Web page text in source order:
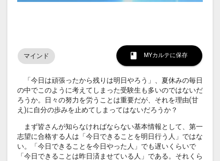
マインド MYカルテに保存
「今日は頑張ったから残りは明日やろう」、夏休みの毎日
の中でこのように考えてしまった受験生も多いのではないだ
ろうか。日々の努力を労うことは重要だが、それを理由(甘
え)に自分の歩みを止めてしまってはないだろうか？
まず皆さんが知らなければならない基本情報として、第一
志望に合格する人は「今日できることを明日行う人」ではな
い。「今日できることを今日やった人」でも遅いくらいで
「今日できることは昨日済ませている人」である。それくら